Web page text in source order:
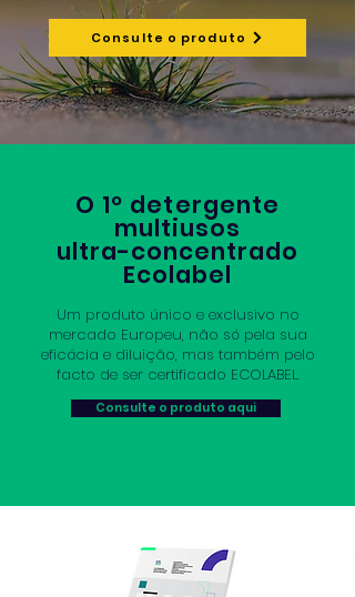
Consulte o produto
O 1º detergente
multiusos
ultra-concentrado
Ecolabel
Um produto único e exclusivo no
mercado Europeu, não só pela sua
eficácia e diluição, mas também pelo
facto de ser certificado ECOLABEL.
Consulte o produto aqui